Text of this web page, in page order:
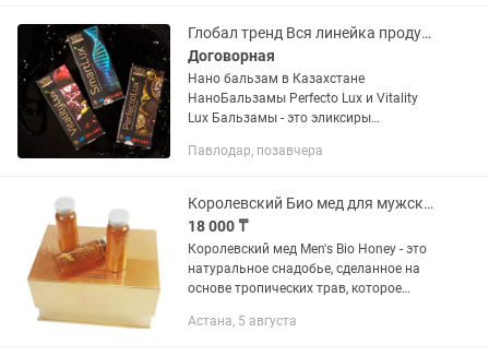
Глобал тренд Вся линейка продукции
Договорная
Нано бальзам в Казахстане
НаноБальзамы Perfecto Lux и Vitality
Lux Бальзамы - это эликсиры
природных компонентов. Доставка
-...
Павлодар, позавчера
Королевский Био мед для мужского здоровья Mens Bio Honey Drs Secret
18 000 ₸
Королевский мед Men's Bio Honey - это
натуральное снадобье, сделанное на
основе тропических трав, которое
средством для усиления потенции,
Астана, 5 августа